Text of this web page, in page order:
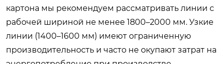
картона мы рекомендуем рассматривать линии с
рабочей шириной не менее 1800–2000 мм. Узкие
линии (1400–1600 мм) имеют ограниченную
производительность и часто не окупают затрат на